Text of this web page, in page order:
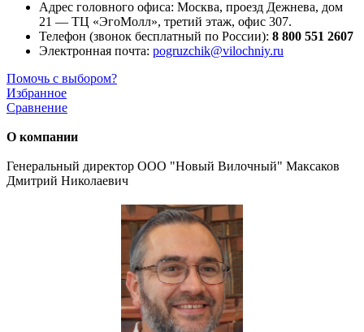
Адрес головного офиса: Москва, проезд Дежнева, дом
21 — ТЦ «ЭгоМолл», третий этаж, офис 307.
Телефон (звонок бесплатный по России): 8 800 551 2607
Электронная почта: pogruzchik@vilochniy.ru
Помочь с выбором?
Избранное
Сравнение
О компании
Генеральный директор ООО "Новый Вилочный" Максаков
Дмитрий Николаевич